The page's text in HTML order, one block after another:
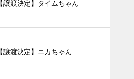
【譲渡決定】タイムちゃん
【譲渡決定】ニカちゃん